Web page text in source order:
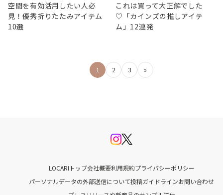
空間を有効活用したい人必
見！優秀折りたたみアイテム
10選
これは買って大正解でした
♡「カインズの推しアイテ
ム」12連発
1 2 3 »
LOCARIトップ会社概要利用規約プライバシーポリシー
パーソナルデータの外部送信について投稿ガイドラインお問い合わせ